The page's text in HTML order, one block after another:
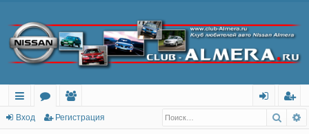
с
о
ол
ег
Вход Регистрация